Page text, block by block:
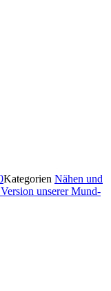
Kategorien Nähen und
unserer Mund-